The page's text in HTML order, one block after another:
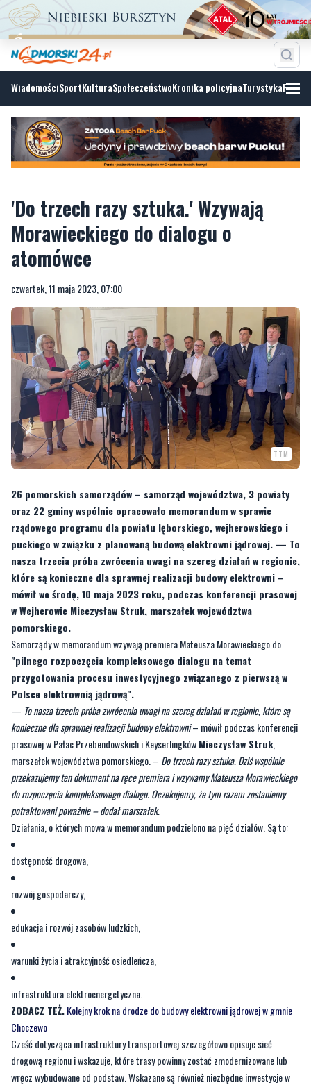
WiadomościSportKulturaSpołeczeństwoKronika policyjnaTurystyka
'Do trzech razy sztuka.' Wzywają
atomówce
czwartek, 11 maja 2023, 07:00
TTM
26 pomorskich samorządów – samorząd województwa, 3 powiaty
oraz 22 gminy wspólnie opracowało memorandum w sprawie
puckiego w związku z planowaną budową elektrowni jądrowej. — To
nasza trzecia próba zwrócenia uwagi na szereg działań w regionie,
które są konieczne dla sprawnej realizacji budowy elektrowni –
mówił we środę, 10 maja 2023 roku, podczas konferencji prasowej
w Wejherowie Mieczysław Struk, marszałek województwa
pomorskiego.
Samorządy w memorandum wzywają premiera Mateusza Morawieckiego do
"pilnego rozpoczęcia kompleksowego dialogu na temat
przygotowania procesu inwestycyjnego związanego z pierwszą w
Polsce elektrownią jądrową".
—To nasza trzecia próba zwrócenia uwagi na szereg działań w regionie, które są
konieczne dla sprawnej realizacji budowy elektrowni– mówił podczas konferencji
prasowej w Pałac Przebendowskich i Keyserlingków
marszałek województwa pomorskiego. –Do trzech razy sztuka. Dziś wspólnie
przekazujemy ten dokument na ręce premiera i wzywamy Mateusza Morawieckiego
do rozpoczęcia kompleksowego dialogu. Oczekujemy, że tym razem zostaniemy
potraktowani poważnie – dodał marszałek.
Działania, o których mowa w memorandum podzielono na pięć działów. Są to:
dostępność drogowa,
rozwój gospodarczy,
edukacja i rozwój zasobów ludzkich,
warunki życia i atrakcyjność osiedleńcza,
infrastruktura elektroenergetyczna.
ZOBACZ TEŻ. Kolejny krok na drodze do budowy elektrowni jądrowej w gmnie
Choczewo
Cześć dotycząca infrastruktury transportowej szczegółowo opisuje sieć
drogową regionu i wskazuje, które trasy powinny zostać zmodernizowane lub
wręcz wybudowane od podstaw. Wskazane są również niezbędne inwestycje w
sieć kolejową. Z kolei w dziale poświęconemu rozwojowi gospodarczemu
samorządowcy wskazują na konieczność np. stworzenia i wypromowania z
otoczeniu elektrowni nowych produktów turystycznych takich jak drogi